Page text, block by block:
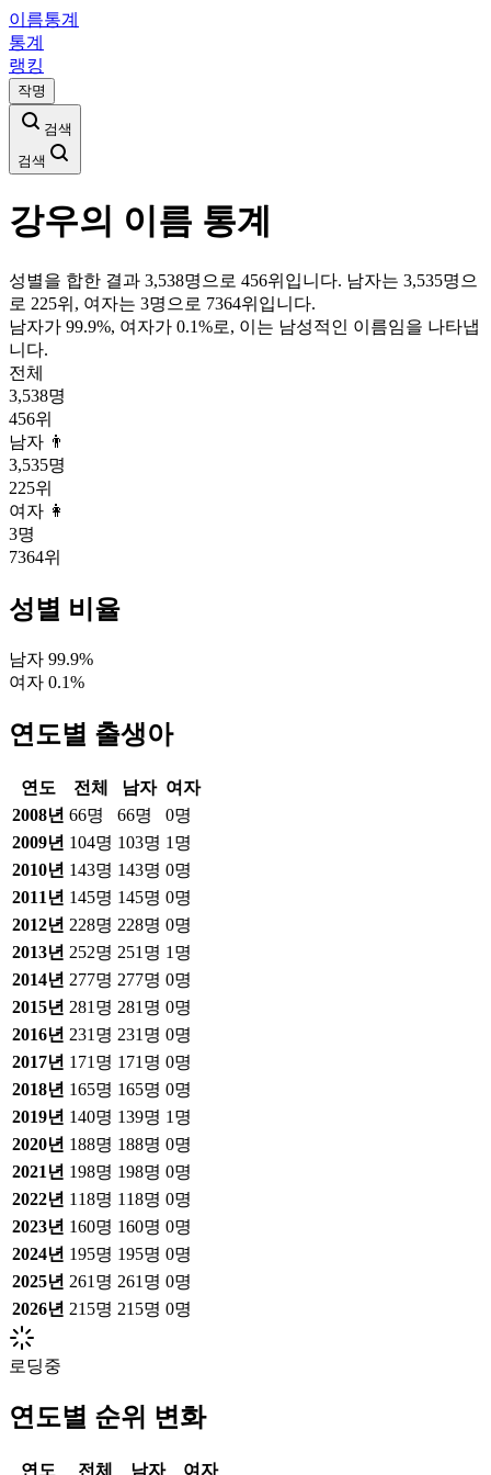
이름통계
통계
랭킹
작명
검색
검색
강우의 이름 통계
성별을 합한 결과 3,538명으로 456위입니다. 남자는 3,535명으
로 225위, 여자는 3명으로 7364위입니다.
남자가 99.9%, 여자가 0.1%로, 이는 남성적인 이름임을 나타냅
니다.
전체
3,538명
456위
남자 👨
3,535명
225위
여자 👩
3명
7364위
성별 비율
남자 99.9%
여자 0.1%
연도별 출생아
연도 전체 남자 여자
2008년 66명 66명 0명
2009년 104명 103명 1 명
2010년 143명 143명 0명
2011 년 145명 145명 0명
2012년 228명 228명 0명
2013년 252명 251 명 1 명
2014년 277명 277명 0명
2015년 281 명 281 명 0명
2016년 231 명 231 명 0명
2017년 171 명 171 명 0명
2018년 165명 165명 0명
2019년 140명 139명 1 명
2020년 188명 188명 0명
2021 년 198명 198명 0명
2022년 118명 118명 0명
2023년 160명 160명 0명
2024년 195명 195명 0명
2025년 261 명 261 명 0명
2026년 215명 215명 0명
로딩중
연도별 순위 변화
연도 전체 남자 여자